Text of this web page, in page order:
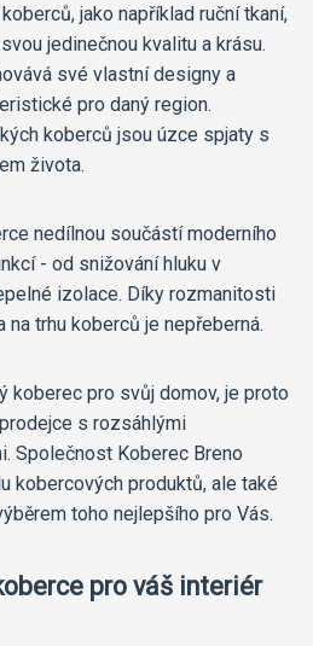
jako například ruční tkaní,
jedinečnou kvalitu a krásu.
své vlastní designy a
pro daný region.
koberců jsou úzce spjaty s
života.
nedílnou součástí moderního
- od snižování hluku v
izolace. Díky rozmanitosti
trhu koberců je nepřeberná.
koberec pro svůj domov, je proto
s rozsáhlými
Společnost Koberec Breno
kobercových produktů, ale také
toho nejlepšího pro Vás.
pro váš interiér